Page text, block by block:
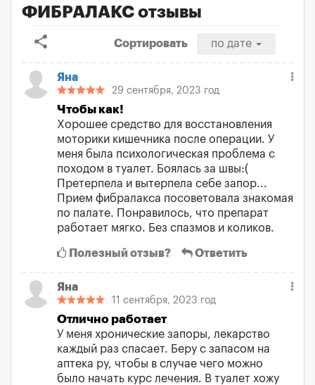
ФИБРАЛАКС отзывы
share
Сортировать по дате
Яна
29 сентября, 2023 год
Чтобы как!
Хорошее средство для восстановления
моторики кишечника после операции. У
меня была психологическая проблема с
походом в туалет. Боялась за швы:(
Претерпела и вытерпела себе запор...
Прием фибралакса посоветовала знакомая
по палате. Понравилось, что препарат
работает мягко. Без спазмов и коликов.
Полезный отзыв? Ответить
Яна
11 сентября, 2023 год
Отлично работает
У меня хронические запоры, лекарство
каждый раз спасает. Беру с запасом на
аптека ру, чтобы в случае чего можно
было начать курс лечения. В туалет хожу